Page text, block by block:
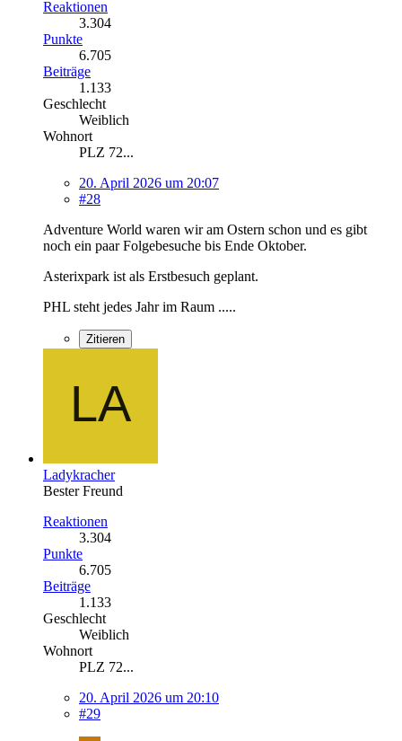
Reaktionen
3.304
Punkte
6.705
Beiträge
1.133
Geschlecht
Weiblich
Wohnort
PLZ 72...
20. April 2026 um 20:07
#28
Adventure World waren wir am Ostern schon und es gibt
noch ein paar Folgebesuche bis Ende Oktober.
Asterixpark ist als Erstbesuch geplant.
PHL steht jedes Jahr im Raum .....
Zitieren
Ladykracher
Bester Freund
Reaktionen
3.304
Punkte
6.705
Beiträge
1.133
Geschlecht
Weiblich
Wohnort
PLZ 72...
20. April 2026 um 20:10
#29